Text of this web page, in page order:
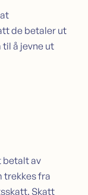
de betaler ut
til å jevne ut
betalt av
trekkes fra
Skatt